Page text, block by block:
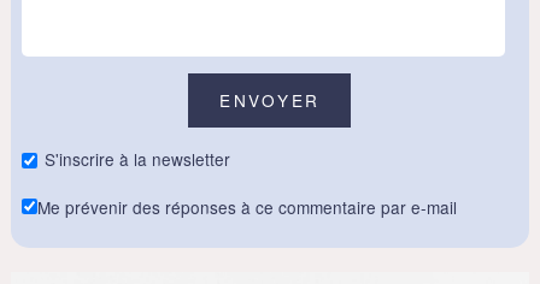
S'inscrire à la newsletter
Me prévenir des réponses à ce commentaire par e-mail